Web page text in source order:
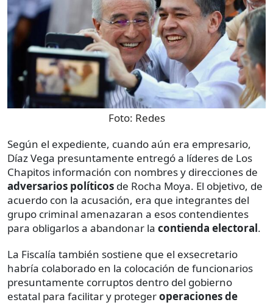
Foto: Redes
Según el expediente, cuando aún era empresario,
Díaz Vega presuntamente entregó a líderes de Los
Chapitos información con nombres y direcciones de
adversarios políticos de Rocha Moya. El objetivo, de
acuerdo con la acusación, era que integrantes del
grupo criminal amenazaran a esos contendientes
para obligarlos a abandonar la contienda electoral.
La Fiscalía también sostiene que el exsecretario
habría colaborado en la colocación de funcionarios
presuntamente corruptos dentro del gobierno
estatal para facilitar y protegeroperaciones de